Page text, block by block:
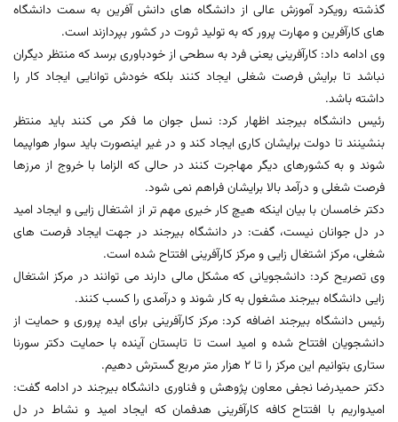
گذشته رویکرد آموزش عالی از دانشگاه های دانش آفرین به سمت دانشگاه
های کارآفرین و مهارت پرور که به تولید ثروت در کشور بپردازند است.
وی ادامه داد: کارآفرینی یعنی فرد به سطحی از خودباوری برسد که منتظر دیگران
نباشد تا برایش فرصت شغلی ایجاد کنند بلکه خودش توانایی ایجاد کار را
داشته باشد.
رئیس دانشگاه بیرجند اظهار کرد: نسل جوان ما فکر می کنند باید منتظر
بنشینند تا دولت برایشان کاری ایجاد کند و در غیر اینصورت باید سوار هواپیما
شوند و به کشورهای دیگر مهاجرت کنند در حالی که الزاما با خروج از مرزها
فرصت شغلی و درآمد بالا برایشان فراهم نمی شود.
دکتر خامسان با بیان اینکه هیچ کار خیری مهم تر از اشتغال زایی و ایجاد امید
در دل جوانان نیست، گفت: در دانشگاه بیرجند در جهت ایجاد فرصت های
شغلی، مرکز اشتغال زایی و مرکز کارآفرینی افتتاح شده است.
وی تصریح کرد: دانشجویانی که مشکل مالی دارند می توانند در مرکز اشتغال
زایی دانشگاه بیرجند مشغول به کار شوند و درآمدی را کسب کنند.
رئیس دانشگاه بیرجند اضافه کرد: مرکز کارآفرینی برای ایده پروری و حمایت از
دانشجویان افتتاح شده و امید است تا تابستان آینده با حمایت دکتر سورنا
ستاری بتوانیم این مرکز را تا 2 هزار متر مربع گسترش دهیم.
دکتر حمیدرضا نجفی معاون پژوهش و فناوری دانشگاه بیرجند در ادامه گفت:
امیدواریم با افتتاح کافه کارآفرینی هدفمان که ایجاد امید و نشاط در دل